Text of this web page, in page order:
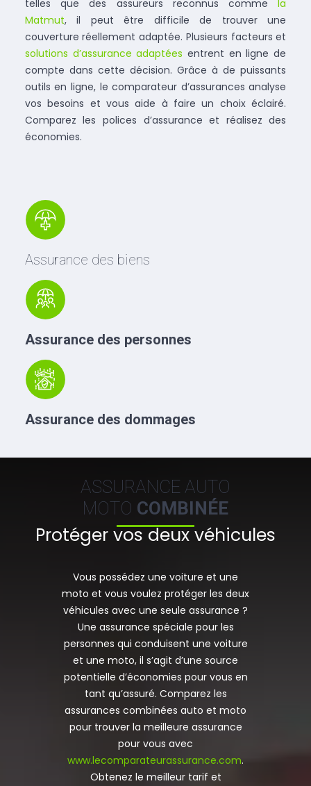
telles que des assureurs reconnus commela
Matmut, il peut être difficile de trouver une
couverture réellement adaptée. Plusieurs facteurs et
solutions d’assurance adaptées entrent en ligne de
compte dans cette décision. Grâce à de puissants
outils en ligne, le comparateur d’assurances analyse
vos besoins et vous aide à faire un choix éclairé.
Comparez les polices d’assurance et réalisez des
économies.
Assurance des biens
Assurance des personnes
Assurance des dommages
ASSURANCE AUTO
MOTO COMBINÉE
Protéger vos deux véhicules
Vous possédez une voiture et une
moto et vous voulez protéger les deux
véhicules avec une seule assurance ?
Une assurance spéciale pour les
personnes qui conduisent une voiture
et une moto, il s’agit d’une source
potentielle d’économies pour vous en
tant qu’assuré. Comparez les
assurances combinées auto et moto
pour trouver la meilleure assurance
pour vous avec
www.lecomparateurassurance.com.
Obtenez le meilleur tarif et